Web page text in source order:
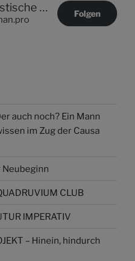
Das Phantastische Projekt - PHAN.PRO Folgen
auch noch? Ein Mann
im Zug der Causa
Neubeginn
CLUB
IMPERATIV
– Hinein, hindurch